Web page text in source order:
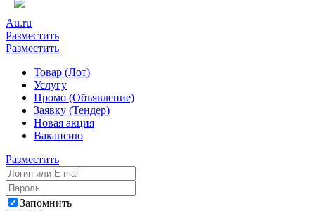
Au.ru
Разместить
Разместить
Товар (Лот)
Услугу
Промо (Объявление)
Заявку (Тендер)
Новая акция
Вакансию
Разместить
Запомнить